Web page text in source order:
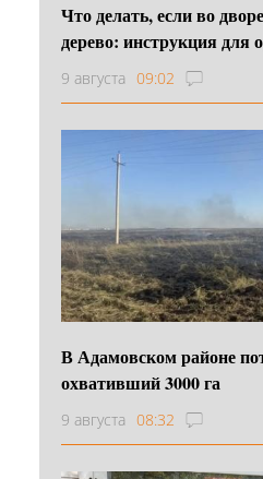
Что делать, если во
дерево: инструкция для
9 августа 09:02
В Адамовском районе
охвативший 3000 га
9 августа 08:32